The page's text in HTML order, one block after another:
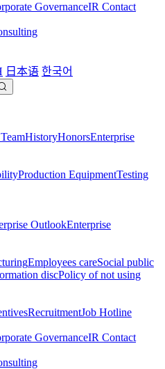
GovernanceIR Contact
日本语 한국어
HistoryHonorsEnterprise
Production EquipmentTesting
OutlookEnterprise
Employees careSocial public
discPolicy of not using
RecruitmentJob Hotline
GovernanceIR Contact